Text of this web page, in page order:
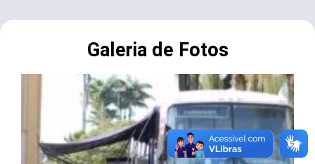
Galeria de Fotos